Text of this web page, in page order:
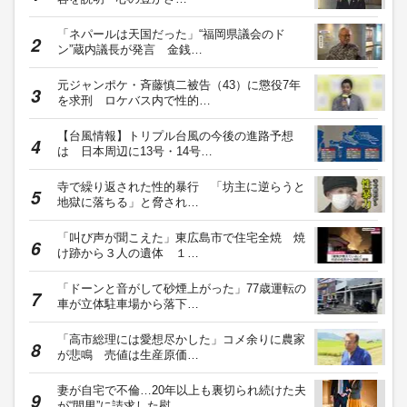
「ネパールは天国だった」“福岡県議会のド
ン”蔵内議長が発言 金銭…
元ジャンポケ・斉藤慎二被告（43）に懲役7年
を求刑 ロケバス内で性的…
【台風情報】トリプル台風の今後の進路予想
は 日本周辺に13号・14号…
寺で繰り返された性的暴行 「坊主に逆らうと
地獄に落ちる」と脅され…
「叫び声が聞こえた」東広島市で住宅全焼 焼
け跡から３人の遺体 １…
「ドーンと音がして砂煙上がった」77歳運転の
車が立体駐車場から落下…
「高市総理には愛想尽かした」コメ余りに農家
が悲鳴 売値は生産原価…
妻が自宅で不倫…20年以上も裏切られ続けた夫